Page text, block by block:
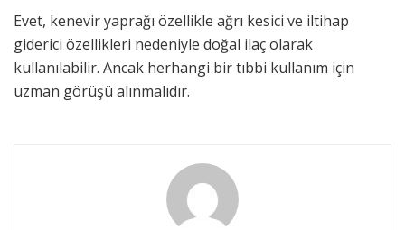
Evet, kenevir yaprağı özellikle ağrı kesici ve iltihap
giderici özellikleri nedeniyle doğal ilaç olarak
kullanılabilir. Ancak herhangi bir tıbbi kullanım için
uzman görüşü alınmalıdır.